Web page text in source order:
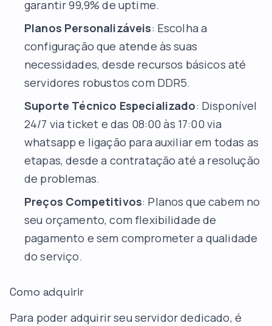
garantir 99,9% de uptime.
Planos Personalizáveis: Escolha a
configuração que atende às suas
necessidades, desde recursos básicos até
servidores robustos com DDR5.
Suporte Técnico Especializado: Disponível
24/7 via ticket e das 08:00 às 17:00 via
whatsapp e ligação para auxiliar em todas as
etapas, desde a contratação até a resolução
de problemas.
Preços Competitivos: Planos que cabem no
seu orçamento, com flexibilidade de
pagamento e sem comprometer a qualidade
do serviço.
Como adquirir
Para poder adquirir seu servidor dedicado, é